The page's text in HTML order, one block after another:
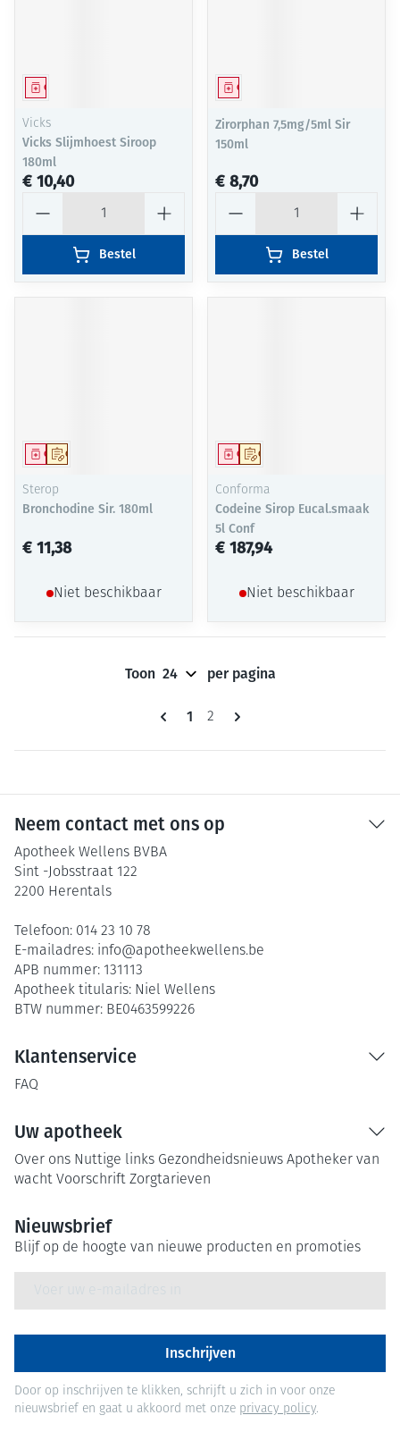
Geneesmiddel
Vicks
Vicks Slijmhoest Siroop
180ml
€ 10,40
Bestel
Geneesmiddel
Zirorphan 7,5mg/5ml Sir
150ml
€ 8,70
Bestel
Op voorschrift
Geneesmiddel
Sterop
Bronchodine Sir. 180ml
€ 11,38
Niet beschikbaar
Op voorschrift
Geneesmiddel
Conforma
Codeine Sirop Eucal.smaak
5l Conf
€ 187,94
Niet beschikbaar
Pagina's
U lees momenteel pagina
1 Pagina
2
Toon per pagina
Neem contact met ons op
Apotheek Wellens BVBA
Sint -Jobsstraat 122
2200 Herentals
Telefoon: 014 23 10 78
E-mailadres: info@apotheekwellens.be
APB nummer: 131113
Apotheek titularis: Niel Wellens
BTW nummer: BE0463599226
Klantenservice
FAQ
Uw apotheek
Over ons Nuttige links Gezondheidsnieuws Apotheker van
wacht Voorschrift Zorgtarieven
Nieuwsbrief
Blijf op de hoogte van nieuwe producten en promoties
Inschrijven
Door op inschrijven te klikken, schrijft u zich in voor onze
nieuwsbrief en gaat u akkoord met onze privacy policy.